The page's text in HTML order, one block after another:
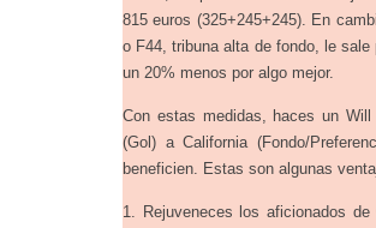
815 euros (325+245+245). En
o F44, tribuna alta de fondo, le
un 20% menos por algo mejor.
Con estas medidas, haces un
(Gol) a California (Fondo/
beneficien. Estas son algunas
1. Rejuveneces los aficionados